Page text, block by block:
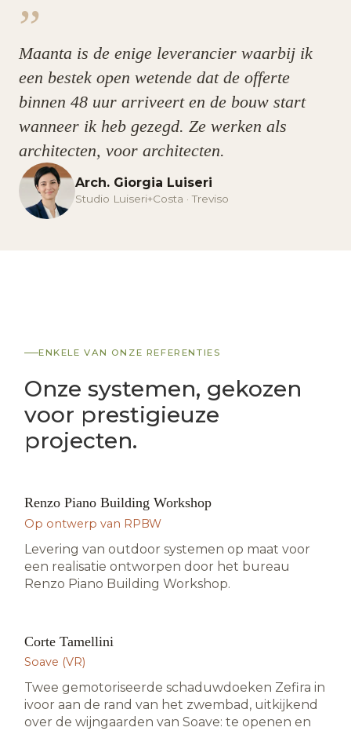
”
Maanta is de enige leverancier waarbij ik
een bestek open wetende dat de offerte
binnen 48 uur arriveert en de bouw start
wanneer ik heb gezegd. Ze werken als
architecten, voor architecten.
Arch. Giorgia Luiseri
Studio Luiseri+Costa · Treviso
ENKELE VAN ONZE REFERENTIES
Onze systemen, gekozen
voor prestigieuze
projecten.
AUTEURSPROJECT
Renzo Piano Building Workshop
Op ontwerp van RPBW
Levering van outdoor systemen op maat voor
een realisatie ontworpen door het bureau
Renzo Piano Building Workshop.
HOSPITALITY · SOAVE
Corte Tamellini
Soave (VR)
Twee gemotoriseerde schaduwdoeken Zefira in
ivoor aan de rand van het zwembad, uitkijkend
over de wijngaarden van Soave: te openen en